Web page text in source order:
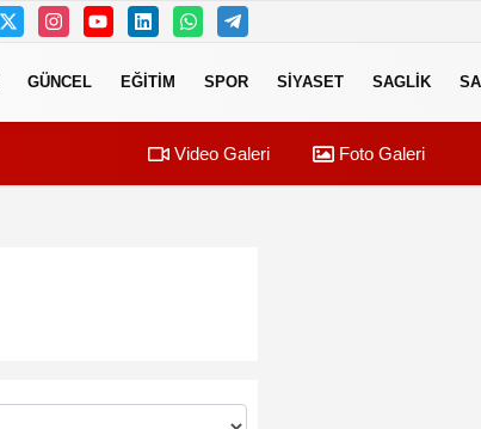
GÜNCEL EĞITIM SPOR SIYASET SAGLIK
Video Galeri Foto Galeri